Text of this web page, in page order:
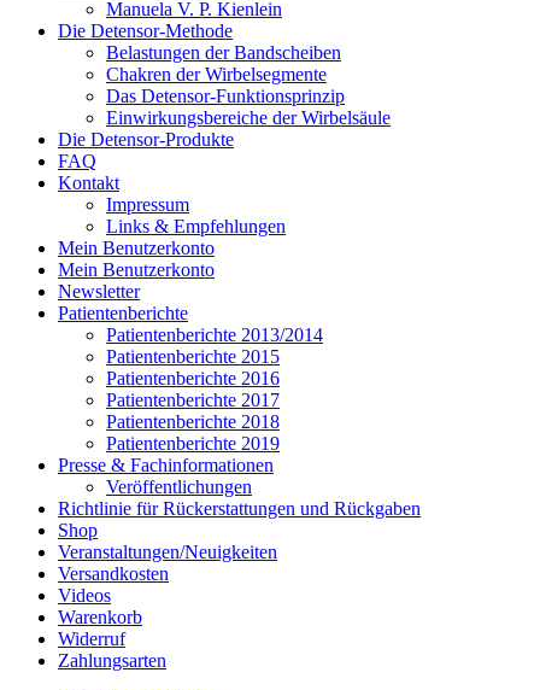
Manuela V. P. Kienlein
Die Detensor-Methode
Belastungen der Bandscheiben
Chakren der Wirbelsegmente
Das Detensor-Funktionsprinzip
Einwirkungsbereiche der Wirbelsäule
Die Detensor-Produkte
FAQ
Kontakt
Impressum
Links & Empfehlungen
Mein Benutzerkonto
Mein Benutzerkonto
Newsletter
Patientenberichte
Patientenberichte 2013/2014
Patientenberichte 2015
Patientenberichte 2016
Patientenberichte 2017
Patientenberichte 2018
Patientenberichte 2019
Presse & Fachinformationen
Veröffentlichungen
Richtlinie für Rückerstattungen und Rückgaben
Shop
Veranstaltungen/Neuigkeiten
Versandkosten
Videos
Warenkorb
Widerruf
Zahlungsarten